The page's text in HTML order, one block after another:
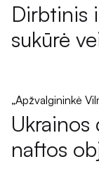
Dirbtinis
sukūrė
„Apžvalgininkė
Ukrainos
naftos